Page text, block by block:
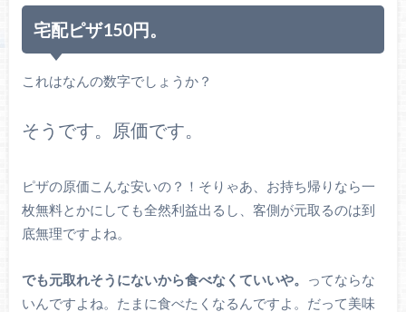
宅配ピザ150円。
これはなんの数字でしょうか？
そうです。原価です。
ピザの原価こんな安いの？！そりゃあ、お持ち帰りなら一
枚無料とかにしても全然利益出るし、客側が元取るのは到
底無理ですよね。
でも元取れそうにないから食べなくていいや。
ってならな
いんですよね。たまに食べたくなるんですよ。だって美味